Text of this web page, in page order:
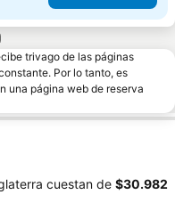
trivago de las páginas
Por lo tanto, es
una página web de reserva
cuestan de ‎$30.982